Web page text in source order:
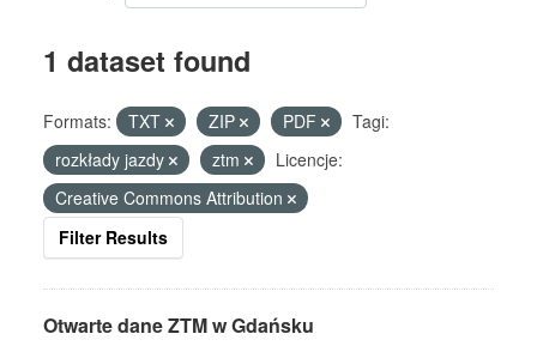
1 dataset found
Formats: TXT ZIP PDF
Tagi:
rozkłady jazdy
ztm
Licencje:
Creative Commons Attribution
Filter Results
Otwarte dane ZTM w Gdańsku